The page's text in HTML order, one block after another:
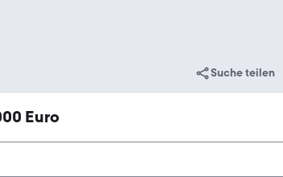
Suche teilen
Euro